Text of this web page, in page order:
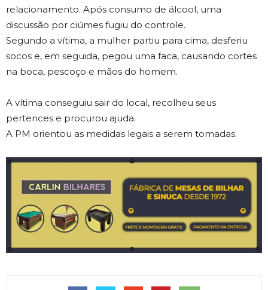
relacionamento. Após consumo de álcool, uma
discussão por ciúmes fugiu do controle.
Segundo a vítima, a mulher partiu para cima, desferiu
socos e, em seguida, pegou uma faca, causando cortes
na boca, pescoço e mãos do homem.
A vítima conseguiu sair do local, recolheu seus
pertences e procurou ajuda.
A PM orientou as medidas legais a serem tomadas.